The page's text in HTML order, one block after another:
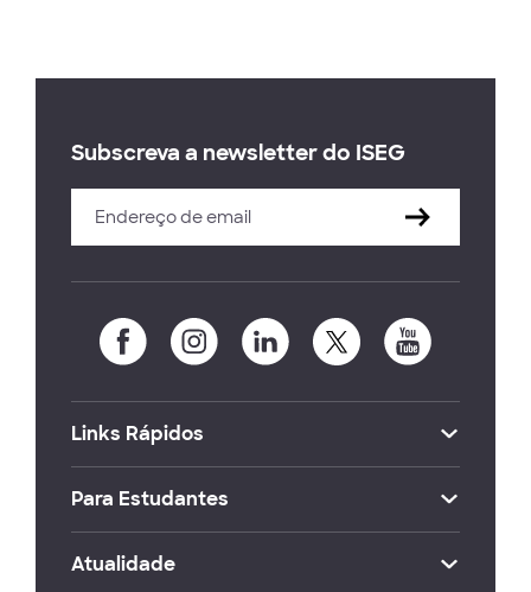
Subscreva a newsletter do ISEG
Links Rápidos
Para Estudantes
Atualidade